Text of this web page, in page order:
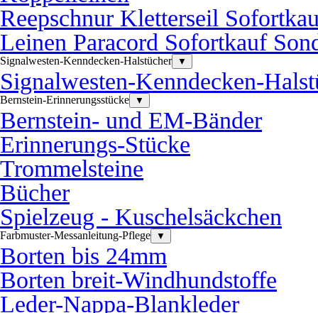
Reepschnur Kletterseil
Leinen Paracord Sofortkauf
Signalwesten-Kenndecken-Halstücher ▼
Signalwesten-Kenndecken-
Bernstein-Erinnerungsstücke ▼
Bernstein- und EM-Bänder
Erinnerungs-Stücke
Trommelsteine
Bücher
Spielzeug - Kuschelsäckchen
Farbmuster-Messanleitung-Pflege ▼
Borten bis 24mm
Borten breit-Windhundstoffe
Leder-Nappa-Blankleder